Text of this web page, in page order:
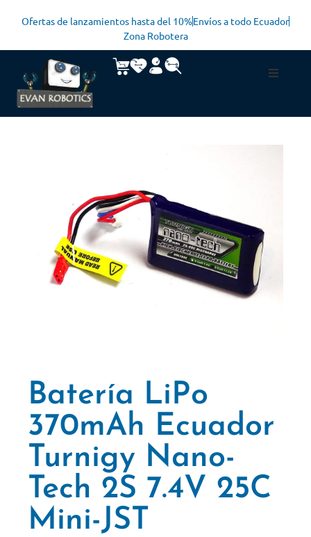
Ofertas de lanzamientos hasta del 10%Envíos a todo Ecuador
Zona Robotera
Batería LiPo
370mAh Ecuador
Turnigy Nano-
Tech 2S 7.4V 25C
Mini-JST